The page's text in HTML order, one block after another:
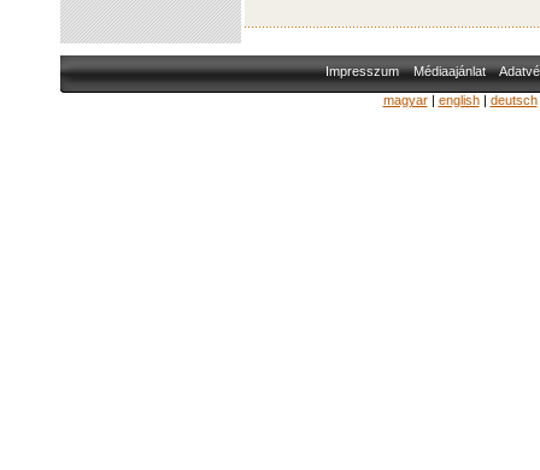
Impresszum Médiaajánlat
magyar| english| deutsch